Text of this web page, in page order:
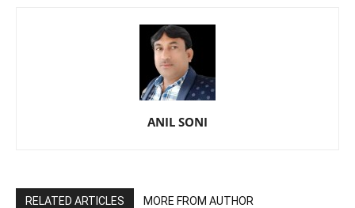
ANIL SONI
RELATED ARTICLES MORE FROM AUTHOR